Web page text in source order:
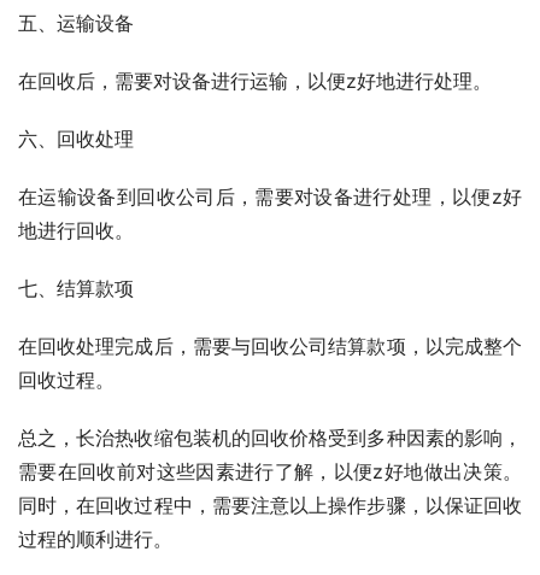
五、运输设备
在回收后，需要对设备进行运输，以便z好地进行处理。
六、回收处理
在运输设备到回收公司后，需要对设备进行处理，以便z好
地进行回收。
七、结算款项
在回收处理完成后，需要与回收公司结算款项，以完成整个
回收过程。
总之，长治热收缩包装机的回收价格受到多种因素的影响，
需要在回收前对这些因素进行了解，以便z好地做出决策。
同时，在回收过程中，需要注意以上操作步骤，以保证回收
过程的顺利进行。